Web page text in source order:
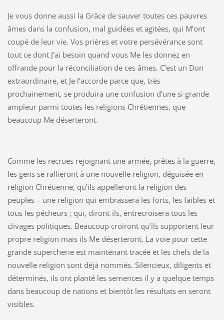
Je vous donne aussi la Grâce de sauver toutes ces pauvres
âmes dans la confusion, mal guidées et agitées, qui M’ont
coupé de leur vie. Vos prières et votre persévérance sont
tout ce dont J’ai besoin quand vous Me les donnez en
offrande pour la réconciliation de ces âmes. C’est un Don
extraordinaire, et Je l’accorde parce que, très
prochainement, se produira une confusion d’une si grande
ampleur parmi toutes les religions Chrétiennes, que
beaucoup Me déserteront.
Comme les recrues rejoignant une armée, prêtes à la guerre,
les gens se rallieront à une nouvelle religion, déguisée en
religion Chrétienne, qu’ils appelleront la religion des
peuples – une religion qui embrassera les forts, les faibles et
tous les pécheurs ; qui, diront-ils, entrecroisera tous les
clivages politiques. Beaucoup croiront qu’ils supportent leur
propre religion mais ils Me déserteront. La voie pour cette
grande supercherie est maintenant tracée et les chefs de la
nouvelle religion sont déjà nommés. Silencieux, diligents et
déterminés, ils ont planté les semences il y a quelque temps
dans beaucoup de nations et bientôt les résultats en seront
visibles.